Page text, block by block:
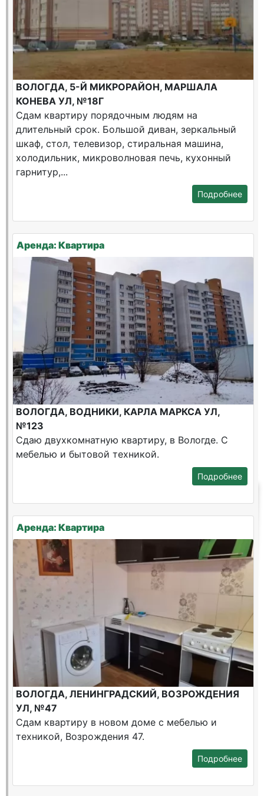
ВОЛОГДА, 5-Й МИКРОРАЙОН, МАРШАЛА
КОНЕВА УЛ, №18Г
Сдам квартиру порядочным людям на
длительный срок. Большой диван, зеркальный
шкаф, стол, телевизор, стиральная машина,
холодильник, микроволновая печь, кухонный
гарнитур,...
Подробнее
Аренда: Квартира
ВОЛОГДА, ВОДНИКИ, КАРЛА МАРКСА УЛ,
№123
Сдаю двухкомнатную квартиру, в Вологде. С
мебелью и бытовой техникой.
Подробнее
Аренда: Квартира
ВОЛОГДА, ЛЕНИНГРАДСКИЙ, ВОЗРОЖДЕНИЯ
УЛ, №47
Сдам квартиру в новом доме с мебелью и
техникой, Возрождения 47.
Подробнее